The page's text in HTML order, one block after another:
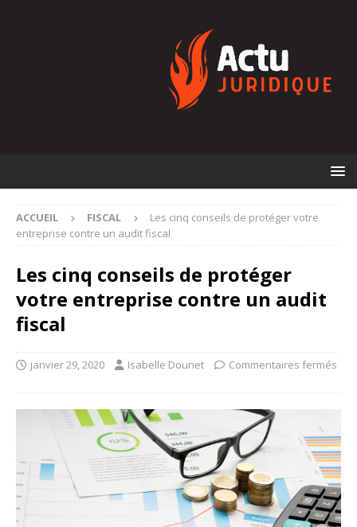
ACCUEIL FISCAL
Les cinq conseils de protéger votre
entreprise contre un audit fiscal
Les cinq conseils de protéger
votre entreprise contre un audit
fiscal
janvier 29, 2020 Isabelle Dounet Commentaires fermés